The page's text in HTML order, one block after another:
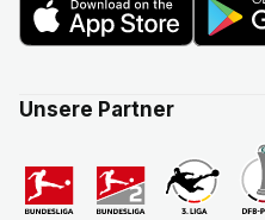
Unsere Partner